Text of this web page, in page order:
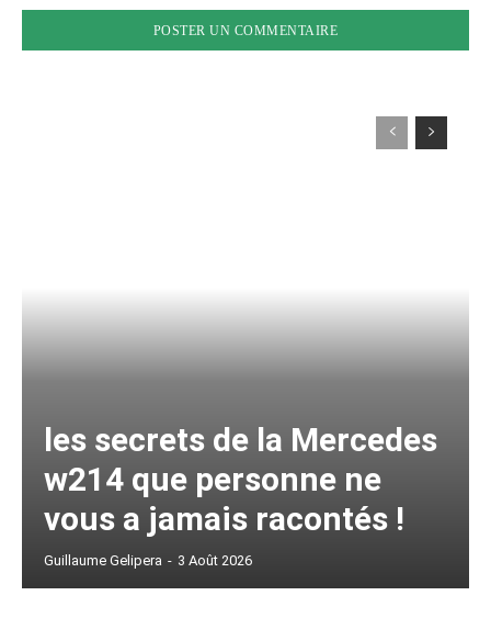
les secrets de la Mercedes
w214 que personne ne
vous a jamais racontés !
Guillaume Gelipera - 3 Août 2026